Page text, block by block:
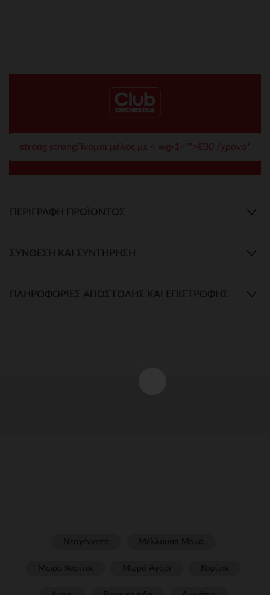
strong strongΓίνομαι μέλος με < wg-1="">€30 /χρόνο*
ΠΕΡΙΓΡΑΦΉ ΠΡΟΪΌΝΤΟΣ
ΣΎΝΘΕΣΗ ΚΑΙ ΣΥΝΤΉΡΗΣΗ
ΠΛΗΡΟΦΟΡΊΕΣ ΑΠΟΣΤΟΛΉΣ ΚΑΙ ΕΠΙΣΤΡΟΦΉΣ